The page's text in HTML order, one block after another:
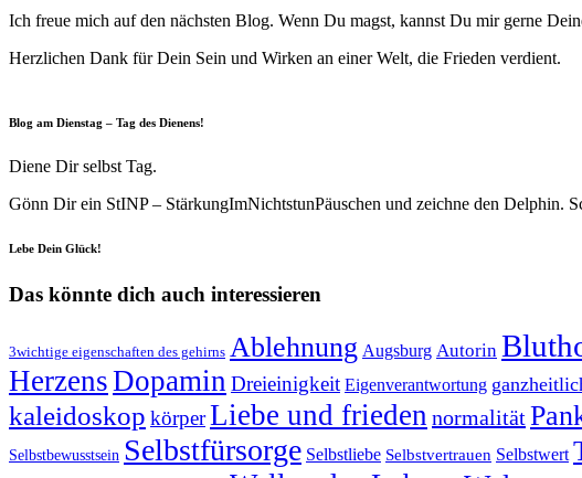
Ich freue mich auf den nächsten Blog. Wenn Du magst, kannst Du mir gerne
Herzlichen Dank für Dein Sein und Wirken an einer Welt, die Frieden verdient.
Blog am Dienstag – Tag des Dienens!
Diene Dir selbst Tag.
Gönn Dir ein StINP – StärkungImNichtstunPäuschen und zeichne den Delphin.
Lebe Dein Glück!
Das könnte dich auch interessieren
3wichtige eigenschaften des gehirns Ablehnung Augsburg Autorin
HerzensDopamin Dreieinigkeit Eigenverantwortung
kaleidoskop körperLiebe und frieden normalität
Selbstbewusstsein Selbstfürsorge Selbstliebe Selbstvertrauen Selbstwert